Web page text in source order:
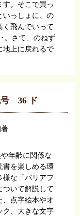
す。そこで買っ
いっしょに、の
く飛んでいって
。さて、のねず
地上に戻れるで
号 36 ド
年齢に関係な
書を楽しめる環
様な「バリアフ
ついて解説して
、点字絵本やオ
ク、大きな文字